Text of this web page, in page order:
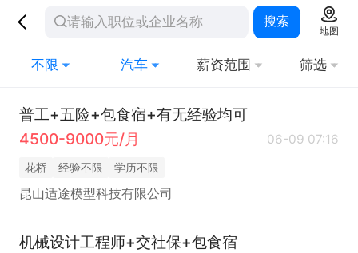
搜索
地图
不限 汽车 薪资范围 筛选
普工+五险+包食宿+有无经验均可
4500-9000元/月
06-09 07:16
花桥 经验不限 学历不限
昆山适途模型科技有限公司
机械设计工程师+交社保+包食宿